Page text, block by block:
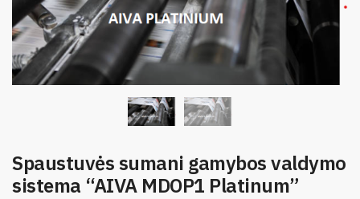
Spaustuvės sumani gamybos valdymo
sistema “AIVA MDOP1 Platinum”